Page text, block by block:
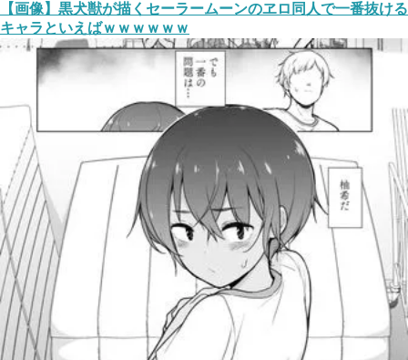
【画像】黒犬獣が描くセーラームーンのヱロ同人で一番抜ける
キャラといえばｗｗｗｗｗｗ